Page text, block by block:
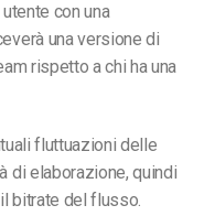
con una
una versione di
rispetto a chi ha una
fluttuazioni delle
di elaborazione, quindi
bitrate del flusso.